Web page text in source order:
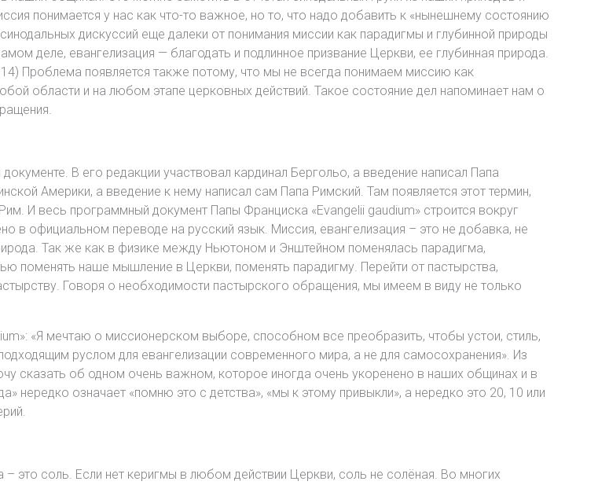
понимается у нас как что-то важное, но то, что надо добавить к «нынешнему состоянию
дискуссий еще далеки от понимания миссии как парадигмы и глубинной природы
деле, евангелизация — благодать и подлинное призвание Церкви, ее глубинная природа.
Проблема появляется также потому, что мы не всегда понимаем миссию как
области и на любом этапе церковных действий. Такое состояние дел напоминает нам о
В его редакции участвовал кардинал Бергольо, а введение написал Папа
Америки, а введение к нему написал сам Папа Римский. Там появляется этот термин,
И весь программный документ Папы Франциска «Evangelii gaudium» строится вокруг
в официальном переводе на русский язык. Миссия, евангелизация – это не добавка, не
Так же как в физике между Ньютоном и Энштейном поменялась парадигма,
поменять наше мышление в Церкви, поменять парадигму. Перейти от пастырства,
Говоря о необходимости пастырского обращения, мы имеем в виду не только
«Я мечтаю о миссионерском выборе, способном все преобразить, чтобы устои, стиль,
руслом для евангелизации современного мира, а не для самосохранения». Из
сказать об одном очень важном, которое иногда очень укоренено в наших общинах и в
нередко означает «помню это с детства», «мы к этому привыкли», а нередко это 20, 10 или
это соль. Если нет керигмы в любом действии Церкви, соль не солёная. Во многих